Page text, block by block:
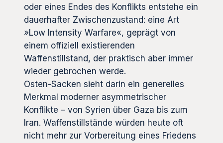
oder eines Endes des Konflikts entstehe ein
dauerhafter Zwischenzustand: eine Art
»Low Intensity Warfare«, geprägt von
einem offiziell existierenden
Waffenstillstand, der praktisch aber immer
wieder gebrochen werde.
Osten-Sacken sieht darin ein generelles
Merkmal moderner asymmetrischer
Konflikte – von Syrien über Gaza bis zum
Iran. Waffenstillstände würden heute oft
nicht mehr zur Vorbereitung eines Friedens